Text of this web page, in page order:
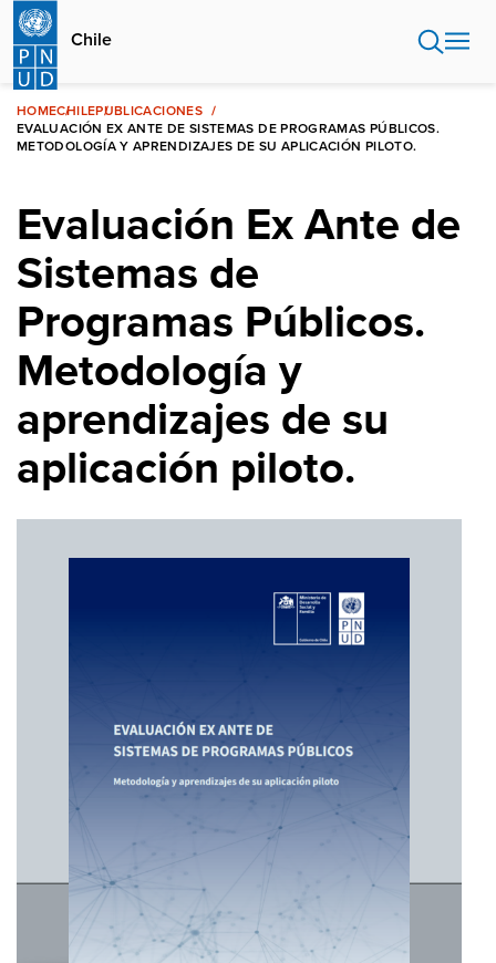
Pasar
contenido
principal
Chile
HOMECHILEPUBLICACIONES
EVALUACIÓN EX ANTE DE SISTEMAS DE PROGRAMAS PÚBLICOS.
METODOLOGÍA Y APRENDIZAJES DE SU APLICACIÓN PILOTO.
Evaluación Ex Ante de
Sistemas de
Programas Públicos.
Metodología y
aprendizajes de su
aplicación piloto.